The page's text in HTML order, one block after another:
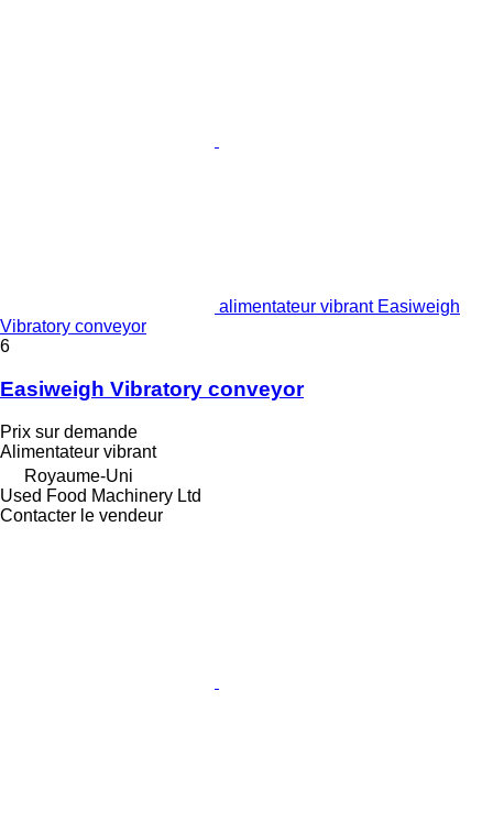
alimentateur vibrant Easiweigh
Vibratory conveyor
6
Easiweigh Vibratory conveyor
Prix sur demande
Alimentateur vibrant
Royaume-Uni
Used Food Machinery Ltd
Contacter le vendeur